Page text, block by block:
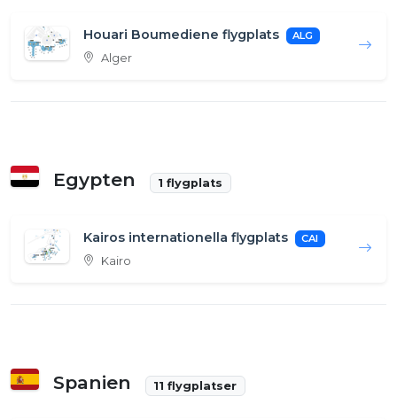
Houari Boumediene flygplats ALG
Alger
Egypten 1 flygplats
Kairos internationella flygplats CAI
Kairo
Spanien 11 flygplatser